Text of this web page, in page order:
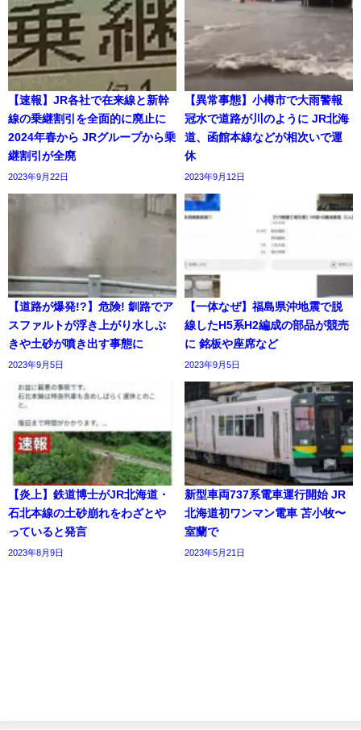
【速報】JR各社で在来線と新幹
線の乗継割引を全面的に廃止に
2024年春から JRグループから乗
継割引が全廃
2023年9月22日
【異常事態】小樽市で大雨警報
冠水で道路が川のように JR北海
道、函館本線などが相次いで運
休
2023年9月12日
【道路が爆発!?】危険! 釧路でア
スファルトが浮き上がり水しぶ
きや土砂が噴き出す事態に
2023年9月5日
【一体なぜ】福島県沖地震で脱
線したH5系H2編成の部品が競売
に 銘板や座席など
2023年9月5日
【炎上】鉄道博士がJR北海道・
石北本線の土砂崩れをわざとや
っていると発言
2023年8月9日
新型車両737系電車運行開始 JR
北海道初ワンマン電車 苫小牧〜
室蘭で
2023年5月21日